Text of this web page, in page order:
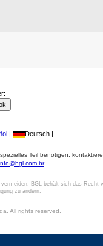
| Deutsch |
Teil benötigen,
BGL behält sich das Recht
zu ändern.
All rights reserved.